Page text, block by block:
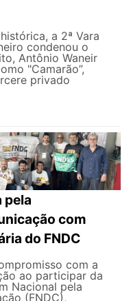
a 2ª Vara
condenou o
Antônio Waneir
"Camarão”,
privado
pela
com
do FNDC
com a
ao participar da
Nacional pela
(FNDC),